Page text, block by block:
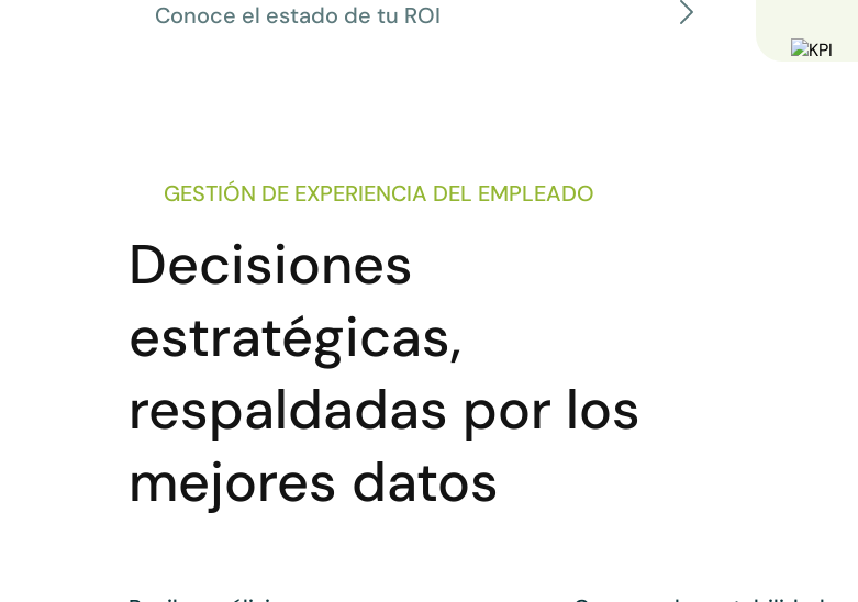
Conoce el estado de tu ROI
GESTIÓN DE EXPERIENCIA DEL EMPLEADO
Decisiones
estratégicas,
respaldadas por los
mejores datos